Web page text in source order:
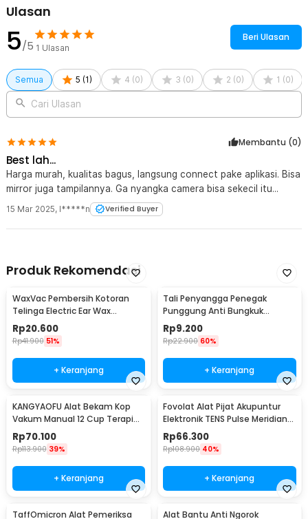
Ulasan
5/5 1 Ulasan
Beri Ulasan
Semua 5 (1 ) 4 (0) 3 (0) 2 (0) 1 (0)
Cari Ulasan
Membantu (0)
Best lah...
Harga murah, kualitas bagus, langsung connect pake aplikasi. Bisa
mirror juga tampilannya. Ga nyangka camera bisa sekecil itu...
15 Mar 2025, l*****n Verified Buyer
Produk Rekomendasi
WaxVac Pembersih Kotoran
Telinga Electric Ear Wax
Vacuum Silicon Tip - 682
Rp20.600
Rp41.900 51%
+ Keranjang
Tali Penyangga Penegak
Punggung Anti Bungkuk
Posture Corrector Size S
Rp9.200
Rp22.900 60%
+ Keranjang
KANGYAOFU Alat Bekam Kop
Vakum Manual 12 Cup Terapi
Cupping Set - KN12
Rp70.100
Rp113.900 39%
+ Keranjang
Fovolat Alat Pijat Akupuntur
Elektronik TENS Pulse Meridian
Massager - SY-D2-116
Rp66.300
Rp108.900 40%
+ Keranjang
TaffOmicron Alat Pemeriksa Alat Bantu Anti Ngorok